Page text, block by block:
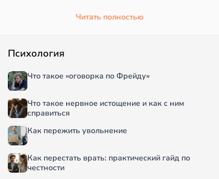
Читать полностью
Психология
Что такое «оговорка по Фрейду»
Что такое нервное истощение и как с ним
справиться
Как пережить увольнение
Как перестать врать: практический гайд по
честности